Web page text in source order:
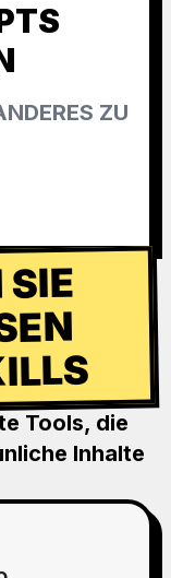
ZU
SIE
Tools, die
Inhalte